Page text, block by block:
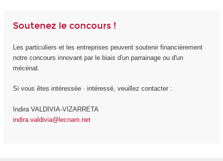
Soutenez le concours !
Les particuliers et les entreprises peuvent soutenir financièrement
notre concours innovant par le biais d'un parrainage ou d'un
mécénat.
Si vous êtes intéressée · intéressé, veuillez contacter :
Indira VALDIVIA-VIZARRETA
indira.valdivia@lecnam.net